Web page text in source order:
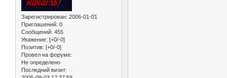
Зарегистрирован: 2006-01-01
Приглашений: 0
Сообщений: 455
Уважение: [+0/-0]
Позитив: [+0/-0]
Провел на форуме:
Не определено
Последний визит: